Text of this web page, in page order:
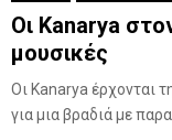
Οι Kanarya
μουσικές
Οι Kanarya έρχονται
για μια βραδιά με